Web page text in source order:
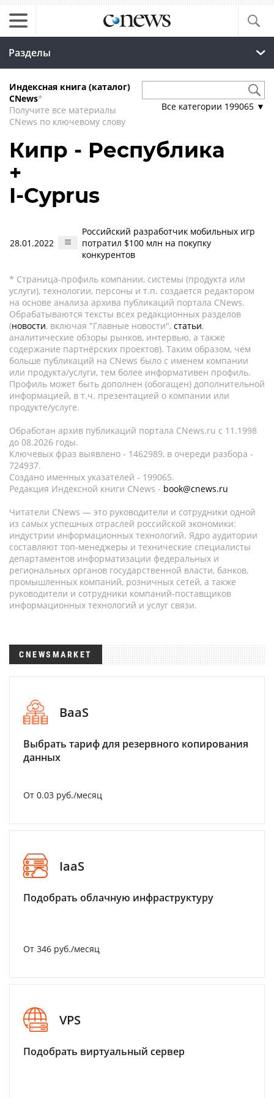
Разделы
Индексная книга (каталог)
CNews*
Получите все материалы
CNews по ключевому слову
Все категории 199065 ▼
Кипр - Республика
+
I-Cyprus
28.01.2022
Российский разработчик мобильных игр
потратил $100 млн на покупку
конкурентов
* Страница-профиль компании, системы (продукта или
услуги), технологии, персоны и т.п. создается редактором
на основе анализа архива публикаций портала CNews.
Обрабатываются тексты всех редакционных разделов
(новости, включая "Главные новости", статьи,
аналитические обзоры рынков, интервью, а также
содержание партнёрских проектов). Таким образом, чем
больше публикаций на CNews было с именем компании
или продукта/услуги, тем более информативен профиль.
Профиль может быть дополнен (обогащен) дополнительной
информацией, в т.ч. презентацией о компании или
продукте/услуге.
Обработан архив публикаций портала CNews.ru c 11.1998
до 08.2026 годы.
Ключевых фраз выявлено - 1462989, в очереди разбора -
724937.
Создано именных указателей - 199065.
Редакция Индексной книги CNews - book@cnews.ru
Читатели CNews — это руководители и сотрудники одной
из самых успешных отраслей российской экономики:
индустрии информационных технологий. Ядро аудитории
составляют топ-менеджеры и технические специалисты
департаментов информатизации федеральных и
региональных органов государственной власти, банков,
промышленных компаний, розничных сетей, а также
руководители и сотрудники компаний-поставщиков
информационных технологий и услуг связи.
CNEWSMARKET
BaaS
Выбрать тариф для резервного копирования
данных
От 0.03 руб./месяц
IaaS
Подобрать облачную инфраструктуру
От 346 руб./месяц
VPS
Подобрать виртуальный сервер